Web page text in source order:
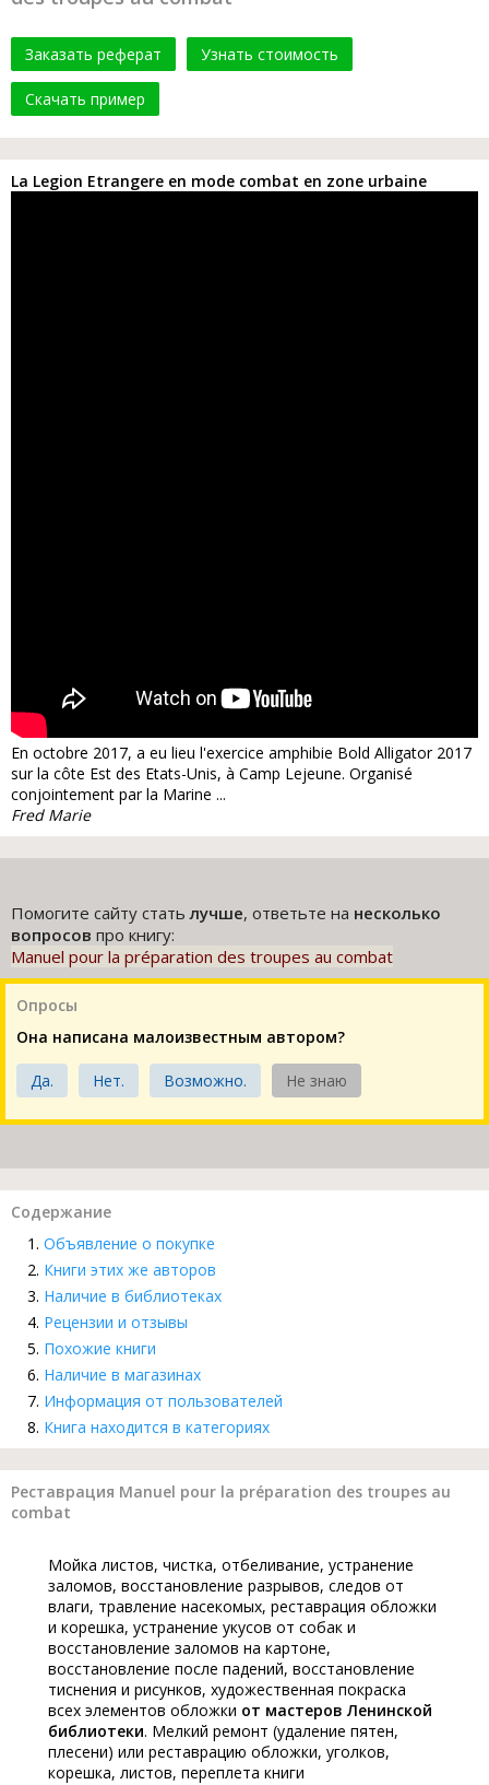
Заказать реферат Узнать стоимость
Скачать пример
La Legion Etrangere en mode combat en zone urbaine
En octobre 2017, a eu lieu l'exercice amphibie Bold Alligator 2017
sur la côte Est des Etats-Unis, à Camp Lejeune. Organisé
conjointement par la Marine ...
Fred Marie
Помогите сайту статьлучше, ответьте на несколько
вопросов про книгу:
Manuel pour la préparation des troupes au combat
Опросы
Она написана малоизвестным автором?
Да. Нет. Возможно. Не знаю
Содержание
Объявление о покупке
Книги этих же авторов
Наличие в библиотеках
Рецензии и отзывы
Похожие книги
Наличие в магазинах
Информация от пользователей
Книга находится в категориях
Реставрация Manuel pour la préparation des troupes au
combat
Мойка листов, чистка, отбеливание, устранение
заломов, восстановление разрывов, следов от
влаги, травление насекомых, реставрация обложки
и корешка, устранение укусов от собак и
восстановление заломов на картоне,
восстановление после падений, восстановление
тиснения и рисунков, художественная покраска
всех элементов обложки от мастеров Ленинской
библиотеки. Мелкий ремонт (удаление пятен,
плесени) или реставрацию обложки, уголков,
корешка, листов, переплета книги